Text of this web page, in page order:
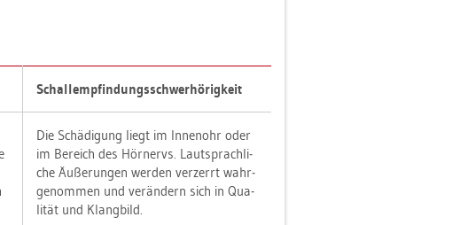
Schall­emp­fin­dungs­schwer­hö­rig­keit
Die Schä­di­gung liegt im In­nen­ohr oder
im Be­reich des Hör­nervs. Laut­sprach­li­
che Äu­ße­run­gen wer­den ver­zerrt wahr­
ge­nom­men und ver­än­dern sich in Qua­
li­tät und Klang­bild.